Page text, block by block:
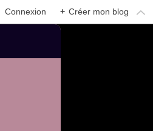
Connexion + Créer mon blog